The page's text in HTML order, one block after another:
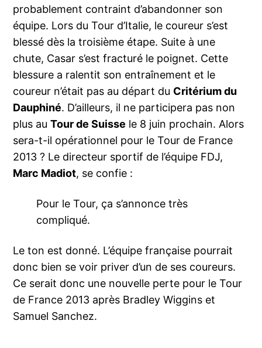
probablement contraint d’abandonner son
équipe. Lors du Tour d’Italie, le coureur s’est
blessé dès la troisième étape. Suite à une
chute, Casar s’est fracturé le poignet. Cette
blessure a ralentit son entraînement et le
coureur n’était pas au départ du Critérium du
Dauphiné. D’ailleurs, il ne participera pas non
plus auTour de Suisse le 8 juin prochain. Alors
sera-t-il opérationnel pour le Tour de France
2013 ? Le directeur sportif de l’équipe FDJ,
Marc Madiot, se confie :
Pour le Tour, ça s’annonce très
compliqué.
Le ton est donné. L’équipe française pourrait
donc bien se voir priver d’un de ses coureurs.
Ce serait donc une nouvelle perte pour le Tour
de France 2013 après Bradley Wiggins et
Samuel Sanchez.